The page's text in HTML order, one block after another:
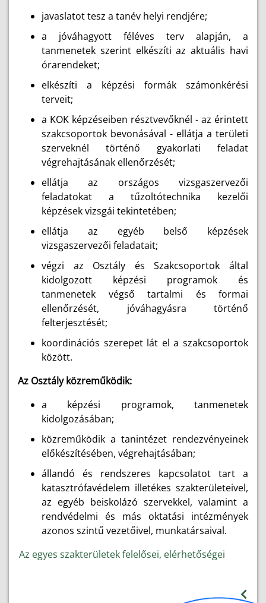
javaslatot tesz a tanév helyi rendjére;
a jóváhagyott féléves terv alapján, a
tanmenetek szerint elkészíti az aktuális havi
órarendeket;
elkészíti a képzési formák számonkérési
terveit;
a KOK képzéseiben résztvevőknél - az érintett
szakcsoportok bevonásával - ellátja a területi
szerveknél történő gyakorlati feladat
végrehajtásának ellenőrzését;
ellátja az országos vizsgaszervezői
feladatokat a tűzoltótechnika kezelői
képzések vizsgái tekintetében;
ellátja az egyéb belső képzések
vizsgaszervezői feladatait;
végzi az Osztály és Szakcsoportok által
kidolgozott képzési programok és
tanmenetek végső tartalmi és formai
ellenőrzését, jóváhagyásra történő
felterjesztését;
koordinációs szerepet lát el a szakcsoportok
között.
Az Osztály közreműködik:
a képzési programok, tanmenetek
kidolgozásában;
közreműködik a tanintézet rendezvényeinek
előkészítésében, végrehajtásában;
állandó és rendszeres kapcsolatot tart a
katasztrófavédelem illetékes szakterületeivel,
az egyéb beiskolázó szervekkel, valamint a
rendvédelmi és más oktatási intézmények
azonos szintű vezetőivel, munkatársaival.
Az egyes szakterületek felelősei, elérhetőségei